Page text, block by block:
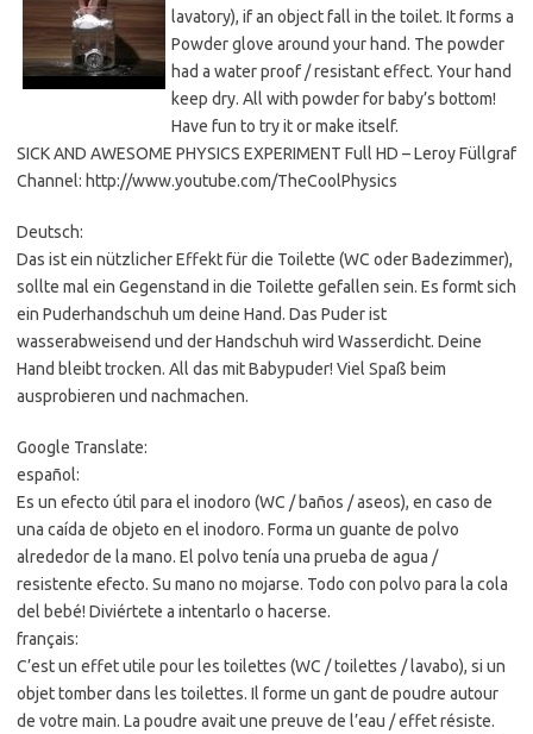
lavatory), if an object fall in the toilet. It forms a
Powder glove around your hand. The powder
had a water proof / resistant effect. Your hand
keep dry. All with powder for baby’s bottom!
Have fun to try it or make itself.
SICK AND AWESOME PHYSICS EXPERIMENT Full HD – Leroy Füllgraf
Channel: http://www.youtube.com/TheCoolPhysics
Deutsch:
Das ist ein nützlicher Effekt für die Toilette (WC oder Badezimmer),
sollte mal ein Gegenstand in die Toilette gefallen sein. Es formt sich
ein Puderhandschuh um deine Hand. Das Puder ist
wasserabweisend und der Handschuh wird Wasserdicht. Deine
Hand bleibt trocken. All das mit Babypuder! Viel Spaß beim
ausprobieren und nachmachen.
Google Translate:
español:
Es un efecto útil para el inodoro (WC / baños / aseos), en caso de
una caída de objeto en el inodoro. Forma un guante de polvo
alrededor de la mano. El polvo tenía una prueba de agua /
resistente efecto. Su mano no mojarse. Todo con polvo para la cola
del bebé! Diviértete a intentarlo o hacerse.
français:
C’est un effet utile pour les toilettes (WC / toilettes / lavabo), si un
objet tomber dans les toilettes. Il forme un gant de poudre autour
de votre main. La poudre avait une preuve de l’eau / effet résiste.